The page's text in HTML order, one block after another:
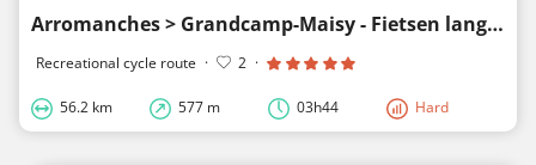
Arromanches > Grandcamp-Maisy - Fietsen langs de invasiestranden
Recreational cycle route · 2 ·
56.2 km 577 m 03h44 Hard